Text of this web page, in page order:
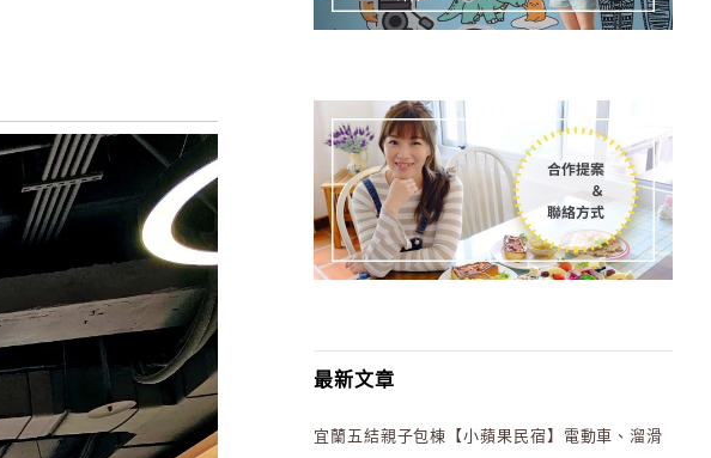
最新文章
宜蘭五結親子包棟【小蘋果民宿】電動車、溜滑